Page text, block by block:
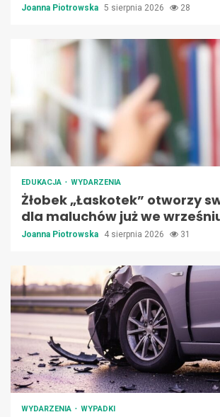
Joanna Piotrowska 5 sierpnia 2026 28
EDUKACJA WYDARZENIA
Żłobek „Łaskotek” otworzy
dla maluchów już we
Joanna Piotrowska 4 sierpnia 2026 31
WYDARZENIA WYPADKI